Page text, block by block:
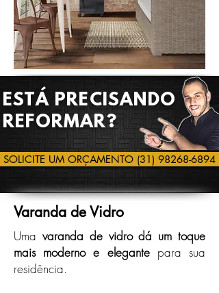
Uma varanda de vidro dá um toque
mais moderno e elegantepara sua
residência.
Varanda de Vidro
ESTÁ PRECISANDO
REFORMAR?
SOLICITE UM ORÇAMENTO (31) 98268-6894